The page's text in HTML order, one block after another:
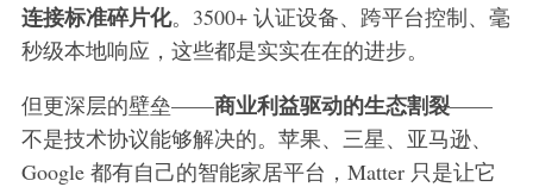
连接标准碎片化。3500+ 认证设备、跨平台控制、毫
秒级本地响应，这些都是实实在在的进步。
但更深层的壁垒——商业利益驱动的生态割裂——
不是技术协议能够解决的。苹果、三星、亚马逊、
Google 都有自己的智能家居平台，Matter 只是让它